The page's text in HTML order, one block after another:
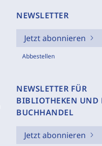
NEWSLETTER
Jetzt abonnieren
Abbestellen
NEWSLETTER FÜR
BIBLIOTHEKEN UND
BUCHHANDEL
Jetzt abonnieren